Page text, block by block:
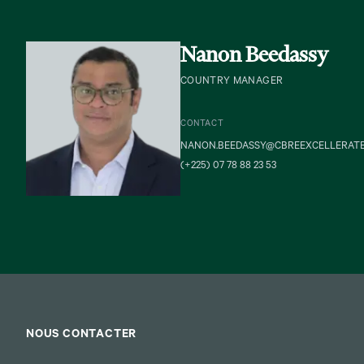
Nanon Beedassy
COUNTRY MANAGER
CONTACT
(+225) 07 78 88 23 53
NOUS CONTACTER